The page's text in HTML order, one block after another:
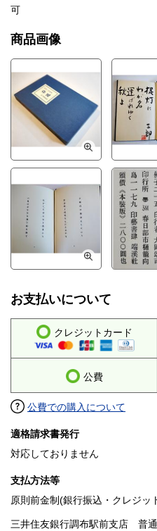
可
商品画像
お支払いについて
クレジットカード
公費
公費での購入について
適格請求書発行
対応しておりません
支払方法等
原則前金制(銀行振込・クレジッ
三井住友銀行調布駅前支店